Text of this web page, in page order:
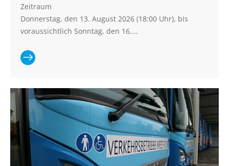
Zeitraum
Donnerstag, den 13. August 2026 (18:00 Uhr), bis
voraussichtlich Sonntag, den 16....
Hafenfest in
Heikendorf/Möltenort